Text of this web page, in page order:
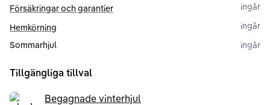
Försäkringar och garantier
ingår
Hemkörning
ingår
Sommarhjul
ingår
Tillgängliga tillval
Begagnade vinterhjul